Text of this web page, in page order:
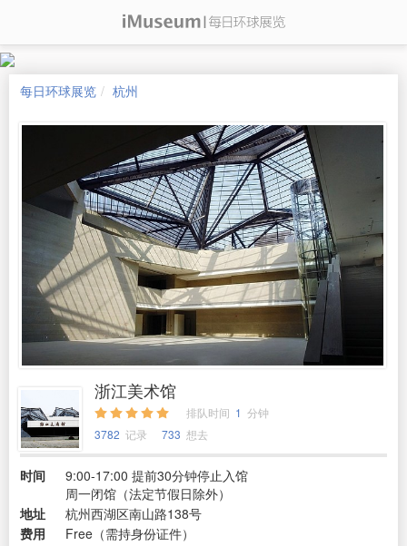
每日环球展览 杭州
浙江美术馆
排队时间 1 分钟
3782 记录 733 想去
时间
9:00-17:00 提前30分钟停止入馆
周一闭馆（法定节假日除外）
地址
杭州西湖区南山路138号
费用
Free（需持身份证件）